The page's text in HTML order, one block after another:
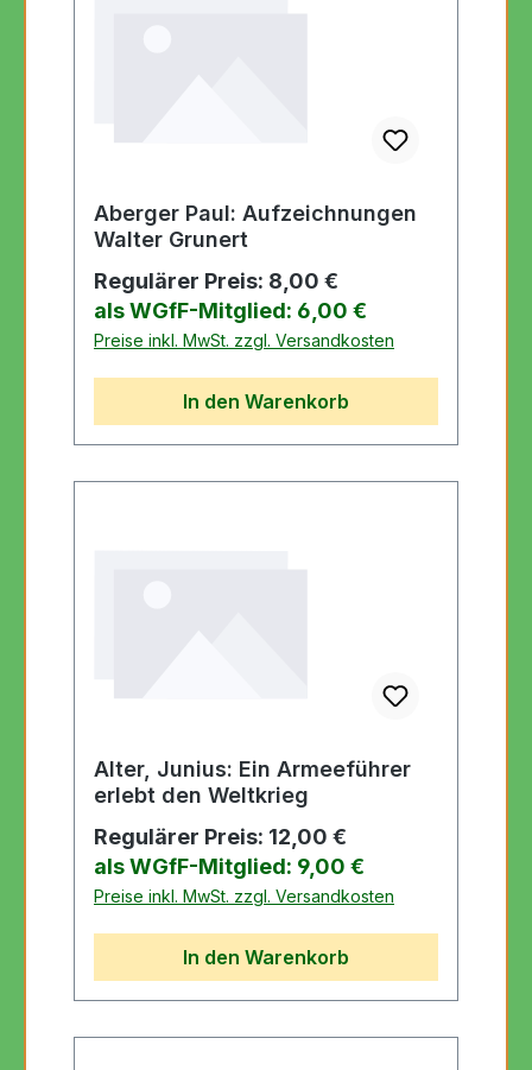
Aberger Paul: Aufzeichnungen
Walter Grunert
Regulärer Preis:
8,00 €
als WGfF-Mitglied: 6,00 €
Preise inkl. MwSt. zzgl. Versandkosten
In den Warenkorb
Alter, Junius: Ein Armeeführer
erlebt den Weltkrieg
Regulärer Preis:
12,00 €
als WGfF-Mitglied: 9,00 €
Preise inkl. MwSt. zzgl. Versandkosten
In den Warenkorb